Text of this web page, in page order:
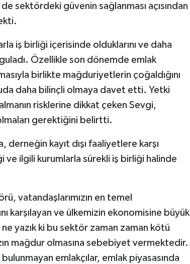
sektördeki güvenin sağlanması açısından
iş birliği içerisinde olduklarını ve daha
Özellikle son dönemde emlak
birlikte mağduriyetlerin çoğaldığını
daha bilinçli olmaya davet etti. Yetki
risklerine dikkat çeken Sevgi,
gerektiğini belirtti.
derneğin kayıt dışı faaliyetlere karşı
ve ilgili kurumlarla sürekli iş birliği halinde
vatandaşlarımızın en temel
karşılayan ve ülkemizin ekonomisine büyük
yazık ki bu sektör zaman zaman kötü
mağdur olmasına sebebiyet vermektedir.
emlakçılar, emlak piyasasında